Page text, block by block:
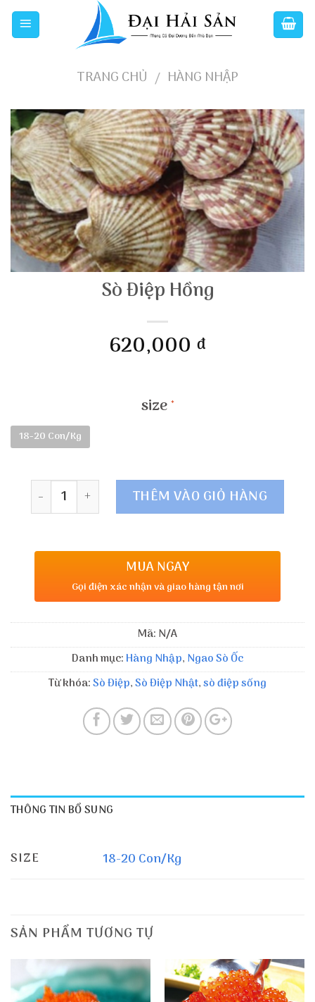
Skip
TRANG CHỦ / HÀNG NHẬP
Sò Điệp Hồng
620,000 đ
size
18-20 Con/Kg
Số lượng THÊM VÀO GIỎ HÀNG
MUA NGAY
Gọi điện xác nhận và giao hàng tận nơi
Mã: N/A
Danh mục: Hàng Nhập, Ngao Sò Ốc
Từ khóa:Sò Điệp,Sò Điệp Nhật,sò điệp sống
THÔNG TIN BỔ SUNG
SIZE 18-20 Con/Kg
SẢN PHẨM TƯƠNG TỰ